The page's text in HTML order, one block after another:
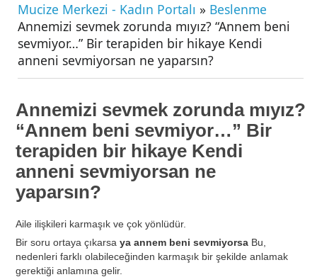
Mucize Merkezi - Kadın Portalı » Beslenme
Annemizi sevmek zorunda mıyız? “Annem beni
sevmiyor…” Bir terapiden bir hikaye Kendi
anneni sevmiyorsan ne yaparsın?
Annemizi sevmek zorunda mıyız?
“Annem beni sevmiyor…” Bir
terapiden bir hikaye Kendi
anneni sevmiyorsan ne
yaparsın?
Aile ilişkileri karmaşık ve çok yönlüdür.
Bir soru ortaya çıkarsa ya annem beni sevmiyorsa Bu,
nedenleri farklı olabileceğinden karmaşık bir şekilde anlamak
gerektiği anlamına gelir.